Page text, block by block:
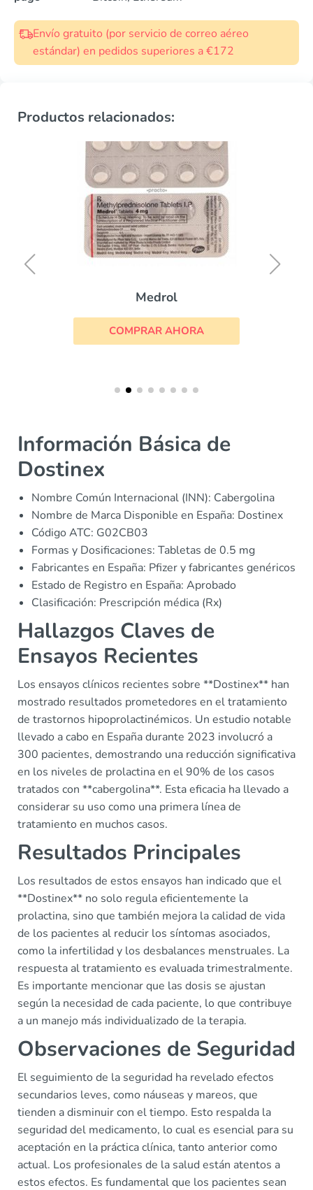
Envío gratuito (por servicio de correo aéreo
estándar) en pedidos superiores a €172
Productos relacionados:
Medrol
COMPRAR AHORA
Información Básica de
Dostinex
Nombre Común Internacional (INN): Cabergolina
Nombre de Marca Disponible en España: Dostinex
Código ATC: G02CB03
Formas y Dosificaciones: Tabletas de 0.5 mg
Fabricantes en España: Pfizer y fabricantes genéricos
Estado de Registro en España: Aprobado
Clasificación: Prescripción médica (Rx)
Hallazgos Claves de
Ensayos Recientes
Los ensayos clínicos recientes sobre **Dostinex** han
mostrado resultados prometedores en el tratamiento
de trastornos hipoprolactinémicos. Un estudio notable
llevado a cabo en España durante 2023 involucró a
300 pacientes, demostrando una reducción significativa
en los niveles de prolactina en el 90% de los casos
tratados con **cabergolina**. Esta eficacia ha llevado a
considerar su uso como una primera línea de
tratamiento en muchos casos.
Resultados Principales
Los resultados de estos ensayos han indicado que el
**Dostinex** no solo regula eficientemente la
prolactina, sino que también mejora la calidad de vida
de los pacientes al reducir los síntomas asociados,
como la infertilidad y los desbalances menstruales. La
respuesta al tratamiento es evaluada trimestralmente.
Es importante mencionar que las dosis se ajustan
según la necesidad de cada paciente, lo que contribuye
a un manejo más individualizado de la terapia.
Observaciones de Seguridad
El seguimiento de la seguridad ha revelado efectos
secundarios leves, como náuseas y mareos, que
tienden a disminuir con el tiempo. Esto respalda la
seguridad del medicamento, lo cual es esencial para su
aceptación en la práctica clínica, tanto anterior como
actual. Los profesionales de la salud están atentos a
estos efectos. Es fundamental que los pacientes sean